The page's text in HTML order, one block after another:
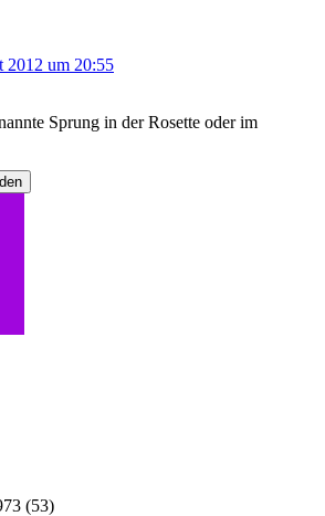
2012 um 20:55
Sprung in der Rosette oder im
(53)